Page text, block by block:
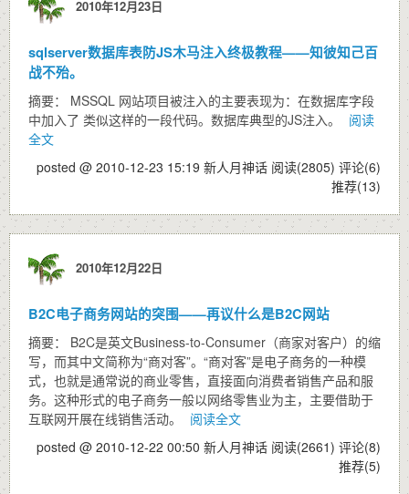
2010年12月23日
sqlserver数据库表防JS木马注入终极教程——知彼知己百
战不殆。
摘要： MSSQL 网站项目被注入的主要表现为：在数据库字段
中加入了 类似这样的一段代码。数据库典型的JS注入。
阅读
全文
posted @ 2010-12-23 15:19 新人月神话 阅读(2805) 评论(6)
推荐(13)
2010年12月22日
B2C电子商务网站的突围——再议什么是B2C网站
摘要： B2C是英文Business-to-Consumer（商家对客户）的缩
写，而其中文简称为“商对客”。“商对客”是电子商务的一种模
式，也就是通常说的商业零售，直接面向消费者销售产品和服
务。这种形式的电子商务一般以网络零售业为主，主要借助于
互联网开展在线销售活动。
阅读全文
posted @ 2010-12-22 00:50 新人月神话 阅读(2661) 评论(8)
推荐(5)